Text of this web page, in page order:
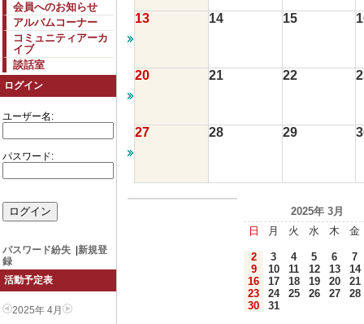
会員へのお知らせ
アルバムコーナー
コミュニティアーカ
イブ
談話室
ログイン
ユーザー名:
パスワード:
パスワード紛失
新規登
録
活動予定表
2025年 4月
13 14 15
20 21 22
27 28 29
2025年 3月
日
月 火 水 木 金
2 3 4 5 6
7
9
10 11 12 13
14
16
17 18 19 20
21
23
24 25 26 27
28
30
31